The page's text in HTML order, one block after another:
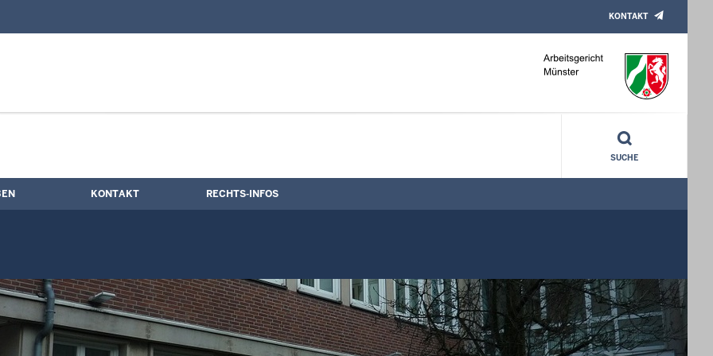
Kontaktformular
KONTAKT
SUCHE
KONTAKT RECHTS-INFOS